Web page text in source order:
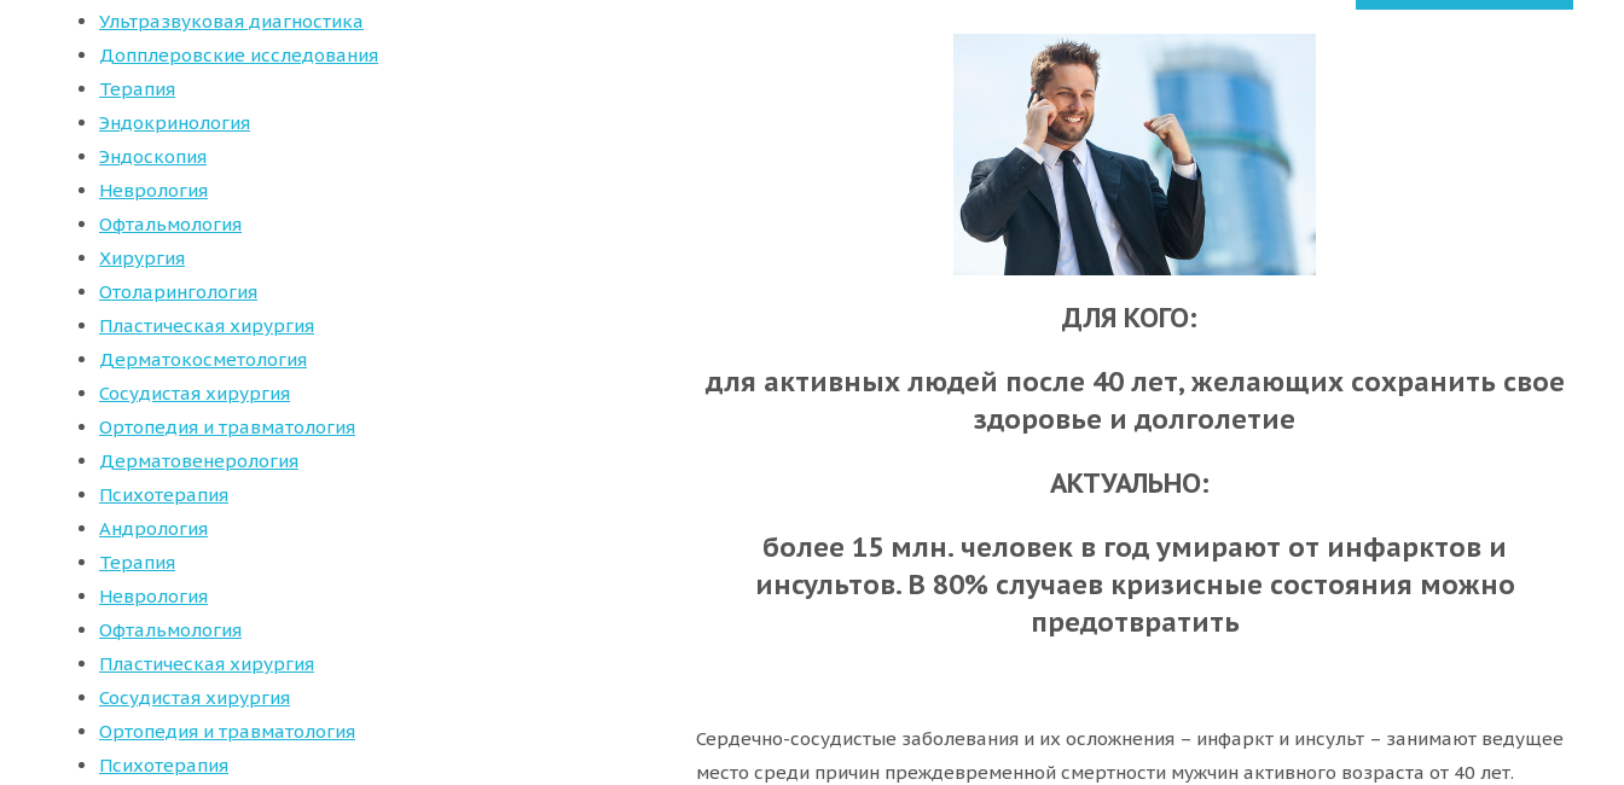
Ультразвуковая диагностика
Допплеровские исследования
Терапия
Эндокринология
Эндоскопия
Неврология
Офтальмология
Хирургия
Отоларингология
Пластическая хирургия
Дерматокосметология
Сосудистая хирургия
Ортопедия и травматология
Дерматовенерология
Психотерапия
Андрология
Терапия
Неврология
Офтальмология
Пластическая хирургия
Сосудистая хирургия
Ортопедия и травматология
Психотерапия
ДЛЯ КОГО:
для активных людей после 40 лет, желающих сохранить свое
здоровье и долголетие
АКТУАЛЬНО:
более 15 млн. человек в год умирают от инфарктов и
инсультов. В 80% случаев кризисные состояния можно
предотвратить
Сердечно-сосудистые заболевания и их осложнения – инфаркт и инсульт – занимают ведущее
место среди причин преждевременной смертности мужчин активного возраста от 40 лет.